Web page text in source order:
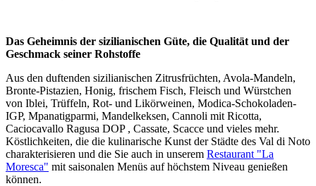
Das Geheimnis der sizilianischen Güte, die Qualität und der
Geschmack seiner Rohstoffe
Aus den duftenden sizilianischen Zitrusfrüchten, Avola-Mandeln,
Bronte-Pistazien, Honig, frischem Fisch, Fleisch und Würstchen
von Iblei, Trüffeln, Rot- und Likörweinen, Modica-Schokoladen-
IGP, Mpanatigparmi, Mandelkeksen, Cannoli mit Ricotta,
Caciocavallo Ragusa DOP , Cassate, Scacce und vieles mehr.
Köstlichkeiten, die die kulinarische Kunst der Städte des Val di Noto
charakterisieren und die Sie auch in unserem Restaurant "La
Moresca" mit saisonalen Menüs auf höchstem Niveau genießen
können.